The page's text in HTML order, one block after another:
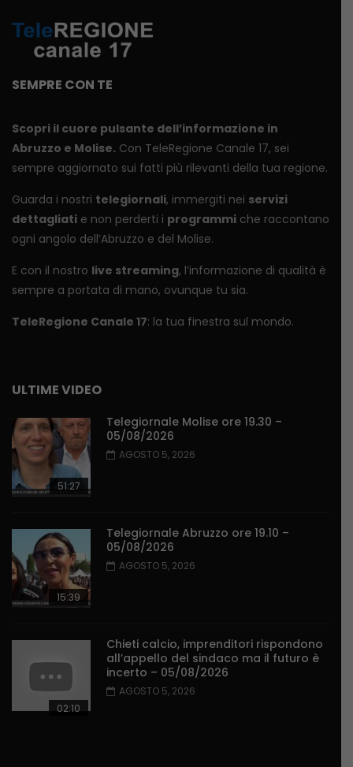
SEMPRE CON TE
Scopri il cuore pulsante dell’informazione in
Abruzzo e Molise. Con TeleRegione Canale 17, sei
sempre aggiornato sui fatti più rilevanti della tua regione.
Guarda i nostri telegiornali, immergiti nei servizi
dettagliati e non perderti i programmi che raccontano
ogni angolo dell’Abruzzo e del Molise.
E con il nostro live streaming, l’informazione di qualità è
sempre a portata di mano, ovunque tu sia.
TeleRegione Canale 17: la tua finestra sul mondo.
ULTIME VIDEO
51:27
Telegiornale Molise ore 19.30 –
05/08/2026
AGOSTO 5, 2026
15:39
Telegiornale Abruzzo ore 19.10 –
05/08/2026
AGOSTO 5, 2026
02:10
Chieti calcio, imprenditori rispondono
all’appello del sindaco ma il futuro è
incerto – 05/08/2026
AGOSTO 5, 2026